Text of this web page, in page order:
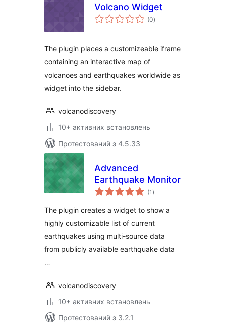
Volcano Widget
(0загальний
рейтинг
)
The plugin places a customizeable iframe
containing an interactive map of
volcanoes and earthquakes worldwide as
widget into the sidebar.
volcanodiscovery
10+ активних встановлень
Протестований з 4.5.33
Advanced
Earthquake Monitor
(1 загальний
рейтинг
)
The plugin creates a widget to show a
highly customizable list of current
earthquakes using multi-source data
from publicly available earthquake data
…
volcanodiscovery
10+ активних встановлень
Протестований з 3.2.1